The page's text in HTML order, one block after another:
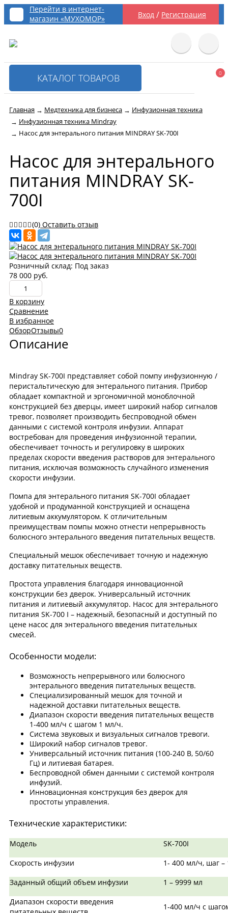
Вход / Регистрация
Перейти в интернет-
магазин «МУХОМОР»
КАТАЛОГ ТОВАРОВ 0
Главная → Медтехника для бизнеса → Инфузионная техника
→ Инфузионная техника Mindray
→ Насос для энтерального питания MINDRAY SK-700I
Насос для энтерального
питания MINDRAY SK-
700I
(0) Оставить отзыв
Розничный склад: Под заказ
78 000 руб.
В корзину
Сравнение
В избранное
ОбзорОтзывы0
Описание
Mindray SK-700I представляет собой помпу инфузионную /
перистальтическую для энтерального питания. Прибор
обладает компактной и эргономичной моноблочной
конструкцией без дверцы, имеет широкий набор сигналов
тревог, позволяет производить беспроводной обмен
данными с системой контроля инфузии. Аппарат
востребован для проведения инфузионной терапии,
обеспечивает точность и регулировку в широких
пределах скорости введения растворов для энтерального
питания, исключая возможность случайного изменения
скорости инфузии.
Помпа для энтерального питания SK-700I обладает
удобной и продуманной конструкцией и оснащена
литиевым аккумулятором. К отличительным
преимуществам помпы можно отнести непрерывность
болюсного энтерального введения питательных веществ.
Специальный мешок обеспечивает точную и надежную
доставку питательных веществ.
Простота управления благодаря инновационной
конструкции без дверок. Универсальный источник
питания и литиевый аккумулятор. Насос для энтерального
питания SK-700 I – надежный, безопасный и доступный по
цене насос для энтерального введения питательных
смесей.
Особенности модели:
Возможность непрерывного или болюсного
энтерального введения питательных веществ.
Специализированный мешок для точной и
надежной доставки питательных веществ.
Диапазон скорости введения питательных веществ
1-400 мл/ч с шагом 1 мл/ч.
Система звуковых и визуальных сигналов тревоги.
Широкий набор сигналов тревог.
Универсальный источник питания (100-240 В, 50/60
Гц) и литиевая батарея.
Беспроводной обмен данными с системой контроля
инфузий.
Инновационная конструкция без дверок для
простоты управления.
Технические характеристики:
Модель
SK-700I
Скорость инфузии
1- 400 мл/ч, шаг
Заданный общий объем инфузии
1 – 9999 мл
Диапазон скорости введения
1-400 мл/ч с